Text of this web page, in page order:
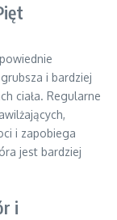
i bardziej
ciała. Regularne
i zapobiega
jest bardziej
i